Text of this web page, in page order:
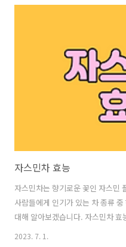
완화하는 데 도움이 됩니다. 특히,
한 기능을 담당하며, 페퍼민트 차
거와 소화를 개선할 수 있습니다.
자스민차 효능
자스민차는 향기로운 꽃인 자스민
사람들에게 인기가 있는 차 종류
대해 알아보겠습니다. 자스민차
안함을 제공하는 특별한 향기가 있
2023. 7. 1.